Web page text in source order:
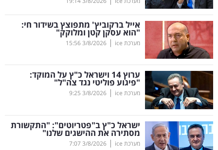
דעות
רכילות
עסקית
קריפטו
ויראלי
טלוויזיה
עסקי
אייל ברקוביץ' מתפוצץ בשידור חי:
"הוא עסקן קטן ומלוקק"
מערכת ice |
3/8/2026
15:56
ערוץ 14 וישראל כ"ץ על המוקד:
"פיגוע פוליטי נגד צה"ל"
מערכת ice |
3/8/2026
9:25
ישראל כ"ץ ב"פטריוטים": "התקשורת
מסתירה את ההישגים שלנו"
מערכת ice |
3/8/2026
7:07